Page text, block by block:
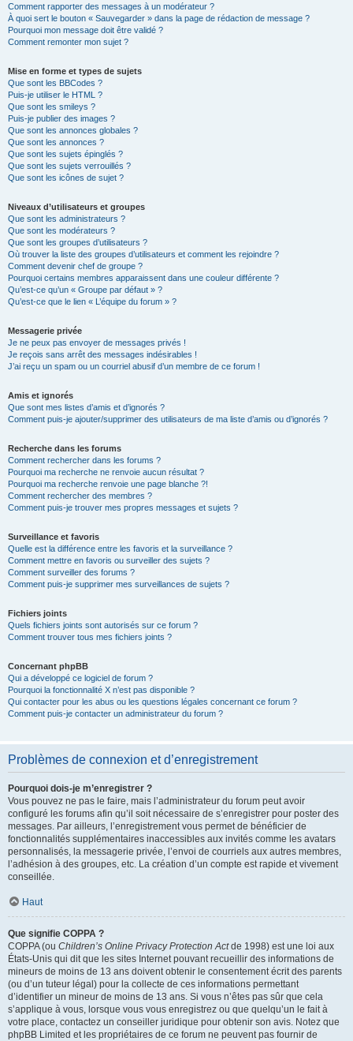
Comment rapporter des messages à un modérateur ?
À quoi sert le bouton « Sauvegarder » dans la page de rédaction de message ?
Pourquoi mon message doit être validé ?
Comment remonter mon sujet ?
Mise en forme et types de sujets
Que sont les BBCodes ?
Puis-je utiliser le HTML ?
Que sont les smileys ?
Puis-je publier des images ?
Que sont les annonces globales ?
Que sont les annonces ?
Que sont les sujets épinglés ?
Que sont les sujets verrouillés ?
Que sont les icônes de sujet ?
Niveaux d’utilisateurs et groupes
Que sont les administrateurs ?
Que sont les modérateurs ?
Que sont les groupes d’utilisateurs ?
Où trouver la liste des groupes d’utilisateurs et comment les rejoindre ?
Comment devenir chef de groupe ?
Pourquoi certains membres apparaissent dans une couleur différente ?
Qu’est-ce qu’un « Groupe par défaut » ?
Qu’est-ce que le lien « L’équipe du forum » ?
Messagerie privée
Je ne peux pas envoyer de messages privés !
Je reçois sans arrêt des messages indésirables !
J’ai reçu un spam ou un courriel abusif d’un membre de ce forum !
Amis et ignorés
Que sont mes listes d’amis et d’ignorés ?
Comment puis-je ajouter/supprimer des utilisateurs de ma liste d’amis ou d’ignorés ?
Recherche dans les forums
Comment rechercher dans les forums ?
Pourquoi ma recherche ne renvoie aucun résultat ?
Pourquoi ma recherche renvoie une page blanche ?!
Comment rechercher des membres ?
Comment puis-je trouver mes propres messages et sujets ?
Surveillance et favoris
Quelle est la différence entre les favoris et la surveillance ?
Comment mettre en favoris ou surveiller des sujets ?
Comment surveiller des forums ?
Comment puis-je supprimer mes surveillances de sujets ?
Fichiers joints
Quels fichiers joints sont autorisés sur ce forum ?
Comment trouver tous mes fichiers joints ?
Concernant phpBB
Qui a développé ce logiciel de forum ?
Pourquoi la fonctionnalité X n’est pas disponible ?
Qui contacter pour les abus ou les questions légales concernant ce forum ?
Comment puis-je contacter un administrateur du forum ?
Problèmes de connexion et d’enregistrement
Pourquoi dois-je m’enregistrer ?
Vous pouvez ne pas le faire, mais l’administrateur du forum peut avoir
configuré les forums afin qu’il soit nécessaire de s’enregistrer pour poster des
messages. Par ailleurs, l’enregistrement vous permet de bénéficier de
fonctionnalités supplémentaires inaccessibles aux invités comme les avatars
personnalisés, la messagerie privée, l’envoi de courriels aux autres membres,
l’adhésion à des groupes, etc. La création d’un compte est rapide et vivement
conseillée.
Haut
Que signifie COPPA ?
COPPA (ou Children’s Online Privacy Protection Actde 1998) est une loi aux
États-Unis qui dit que les sites Internet pouvant recueillir des informations de
mineurs de moins de 13 ans doivent obtenir le consentement écrit des parents
(ou d’un tuteur légal) pour la collecte de ces informations permettant
d’identifier un mineur de moins de 13 ans. Si vous n’êtes pas sûr que cela
s’applique à vous, lorsque vous vous enregistrez ou que quelqu’un le fait à
votre place, contactez un conseiller juridique pour obtenir son avis. Notez que
phpBB Limited et les propriétaires de ce forum ne peuvent pas fournir de